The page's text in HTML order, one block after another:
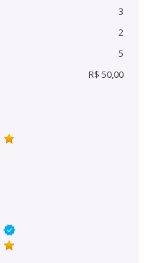
3
2
5
R$ 50,00